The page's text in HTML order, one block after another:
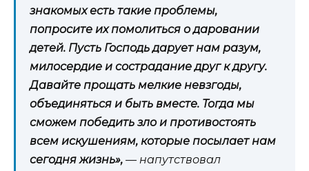
знакомых есть такие проблемы,
попросите их помолиться о даровании
детей. Пусть Господь дарует нам разум,
милосердие и сострадание друг к другу.
Давайте прощать мелкие невзгоды,
объединяться и быть вместе. Тогда мы
сможем победить зло и противостоять
всем искушениям, которые посылает нам
сегодня жизнь», — напутствовал